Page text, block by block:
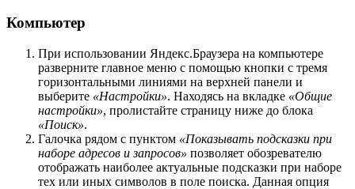
Компьютер
При использовании Яндекс.Браузера на компьютере
разверните главное меню с помощью кнопки с тремя
горизонтальными линиями на верхней панели и
выберите «Настройки». Находясь на вкладке «Общие
настройки», пролистайте страницу ниже до блока
«Поиск».
Галочка рядом с пунктом «Показывать подсказки при
наборе адресов и запросов» позволяет обозревателю
отображать наиболее актуальные подсказки при наборе
тех или иных символов в поле поиска. Данная опция